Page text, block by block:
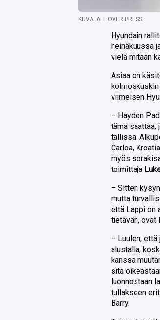
KUVA: ALL OVER PRESS
Hyundain
heinäkuussa
vielä mitään
Asiaa on
kolmoskuskin
viimeisen
– Hayden
tämä saattaa,
tallissa.
Carloa,
myös
toimittaja
– Sitten
mutta
että Lappi on
tietävän, ovat
– Luulen, että
alustalla,
kanssa
sitä
luonnostaan
tullakseen
Barry.